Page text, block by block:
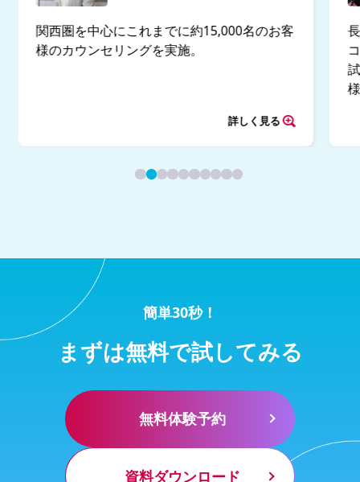
関西圏を中心にこれまでに約15,000名のお客
様のカウンセリングを実施。
詳しく見る
簡単30秒！
まずは無料で試してみる
無料体験予約
資料ダウンロード